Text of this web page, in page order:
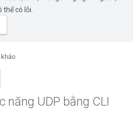
có lỗi.
khảo
năng UDP bằng CLI